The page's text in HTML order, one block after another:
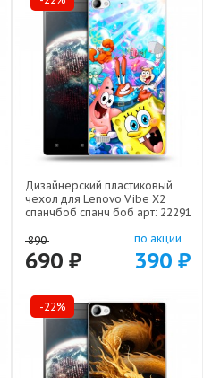
Дизайнерский пластиковый
чехол для Lenovo Vibe X2
спанчбоб спанч боб арт: 22291
890
690 ₽
по акции
390 ₽
-22%